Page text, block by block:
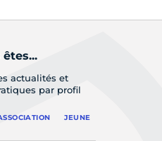
êtes...
actualités et
par profil
JEUNE